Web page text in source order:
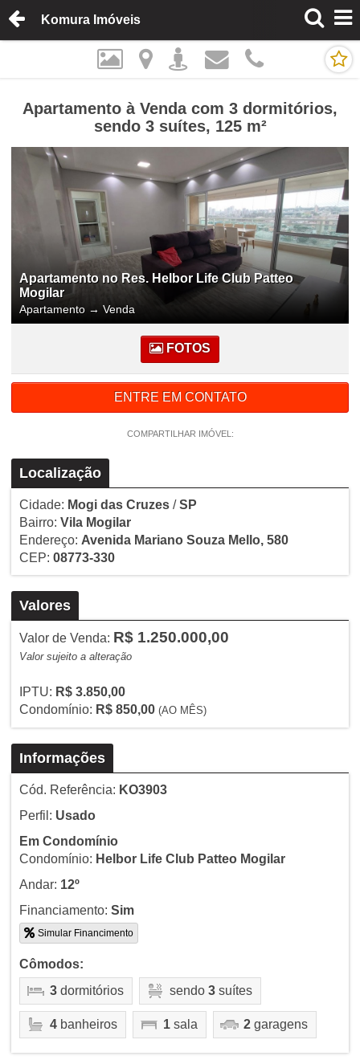
Komura Imóveis
Apartamento à Venda com 3 dormitórios,
sendo 3 suítes, 125 m²
Apartamento no Res. Helbor Life Club Patteo
Mogilar
Apartamento → Venda
FOTOS
ENTRE EM CONTATO
COMPARTILHAR IMÓVEL:
Localização
Cidade: Mogi das Cruzes/SP
Bairro: Vila Mogilar
Endereço: Avenida Mariano Souza Mello, 580
CEP: 08773-330
Valores
Valor de Venda: R$ 1.250.000,00
Valor sujeito a alteração
IPTU: R$ 3.850,00
Condomínio: R$ 850,00 (AO MÊS)
Informações
Cód. Referência: KO3903
Perfil: Usado
Em Condomínio
Condomínio: Helbor Life Club Patteo Mogilar
Andar: 12º
Financiamento: Sim
Simular Financimento
Cômodos:
3dormitórios sendo 3suítes
4banheiros 1sala 2garagens